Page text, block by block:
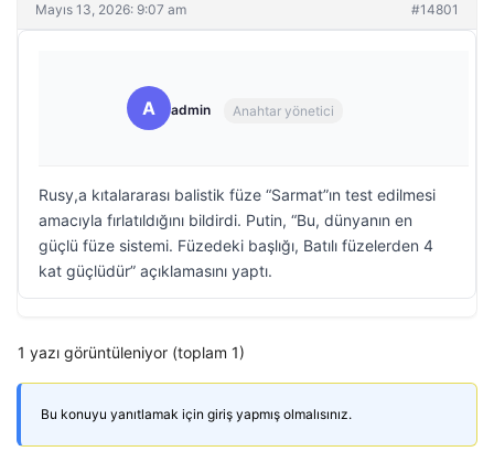
Mayıs 13, 2026: 9:07 am #14801
A admin Anahtar yönetici
Rusy,a kıtalararası balistik füze “Sarmat”ın test edilmesi
amacıyla fırlatıldığını bildirdi. Putin, “Bu, dünyanın en
güçlü füze sistemi. Füzedeki başlığı, Batılı füzelerden 4
kat güçlüdür” açıklamasını yaptı.
1 yazı görüntüleniyor (toplam 1)
Bu konuyu yanıtlamak için giriş yapmış olmalısınız.